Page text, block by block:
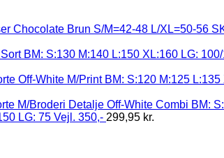
LG: 75 Vejl. 350,- 299,95 kr.